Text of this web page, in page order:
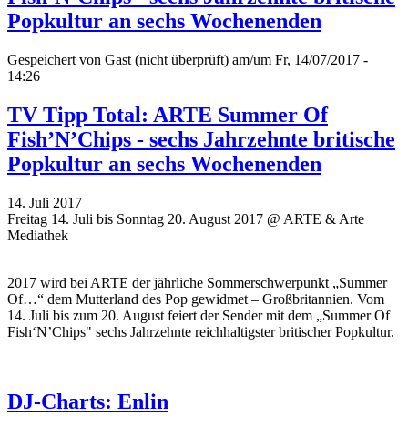
Popkultur an sechs Wochenenden
Gespeichert von Gast (nicht überprüft) am/um Fr, 14/07/2017 -
14:26
TV Tipp Total: ARTE Summer Of
Fish’N’Chips - sechs Jahrzehnte britische
Popkultur an sechs Wochenenden
14. Juli 2017
Freitag 14. Juli bis Sonntag 20. August 2017 @ ARTE & Arte
Mediathek
2017 wird bei ARTE der jährliche Sommerschwerpunkt „Summer
Of…“ dem Mutterland des Pop gewidmet – Großbritannien. Vom
14. Juli bis zum 20. August feiert der Sender mit dem „Summer Of
Fish‘N’Chips" sechs Jahrzehnte reichhaltigster britischer Popkultur.
DJ-Charts: Enlin